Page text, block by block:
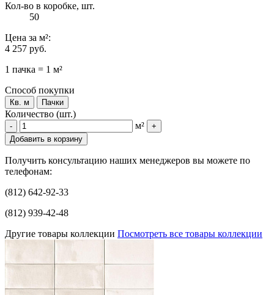
Кол-во в коробке, шт.
50
Цена за м²:
4 257 руб.
1 пачка = 1 м²
Способ покупки
Кв. м Пачки
Количество (шт.)
- м²
+
Добавить в корзину
Получить консультацию наших менеджеров вы можете по
телефонам:
(812) 642-92-33
(812) 939-42-48
Другие товары коллекции Посмотреть все товары коллекции